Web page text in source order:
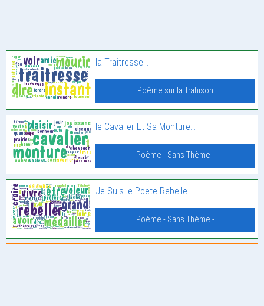
la Traitresse…
Poème sur la Trahison
le Cavalier Et Sa Monture…
Poème - Sans Thème -
Je Suis le Poete Rebelle…
Poème - Sans Thème -